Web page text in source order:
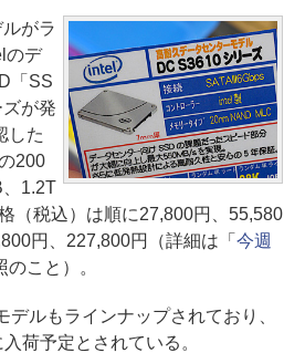
がラ
のデ
「SS
が発
した
200
1.2T
（税込）は順に27,800円、55,580
円、227,800円（詳細は「 今週
のこと）。
ルもラインナップされており、
荷予定とされている。